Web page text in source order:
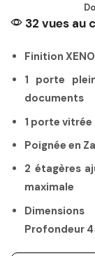
32 vues au
Finition
1 porte
documents
1 porte
Poignée en
2 étagères
maximale
Profondeur